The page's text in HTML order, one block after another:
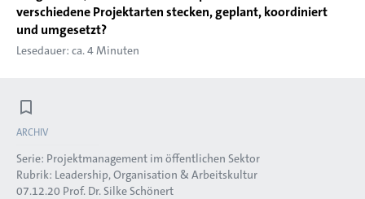
verschiedene Projektarten stecken, geplant, koordiniert
und umgesetzt?
Lesedauer: ca. 4 Minuten
ARCHIV
Serie: Projektmanagement im öffentlichen Sektor
Rubrik: Leadership, Organisation & Arbeitskultur
07.12.20 Prof. Dr. Silke Schönert